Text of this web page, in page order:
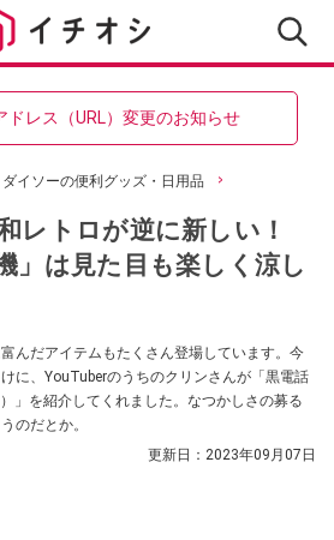
ドレス（URL）変更のお知らせ
ダイソーの便利グッズ・日用品
レトロが逆に新しい！
」は見た目も楽しく涼し
んだアイテムもたくさん登場しています。今
に、YouTuberのうちのクリンさんが「黒電話
」を紹介してくれました。なつかしさの募る
のだとか。
更新日： 2023年09月07日